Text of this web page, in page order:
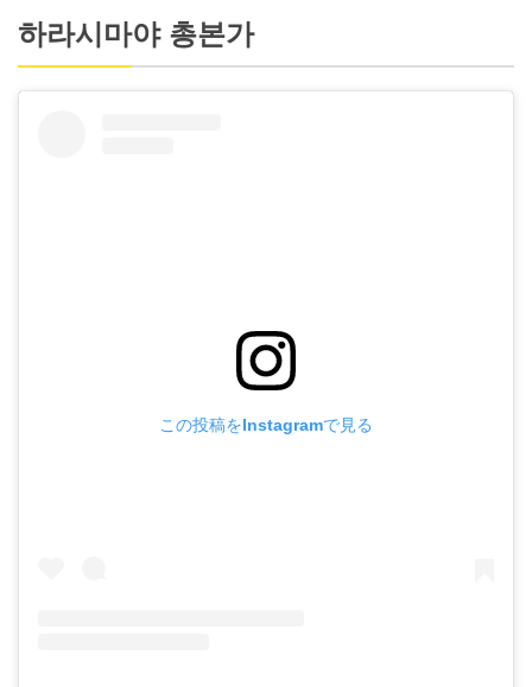
하라시마야 총본가
この投稿をInstagramで見る